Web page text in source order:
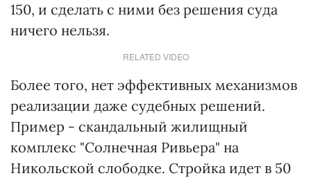
150, и сделать с ними без решения суда
ничего нельзя.
RELATED VIDEO
Более того, нет эффективных механизмов
реализации даже судебных решений.
Пример - скандальный жилищный
комплекс "Солнечная Ривьера" на
Никольской слободке. Стройка идет в 50